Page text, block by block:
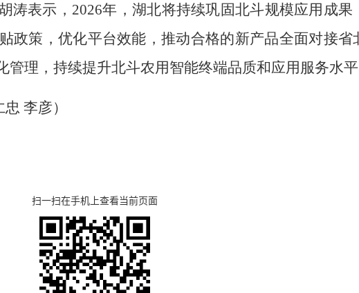
涛表示，2026年，湖北将持续巩固北斗规模应用成果
政策，优化平台效能，推动合格的新产品全面对接省
理，持续提升北斗农用智能终端品质和应用服务水平
李彦）
扫一扫在手机上查看当前页面